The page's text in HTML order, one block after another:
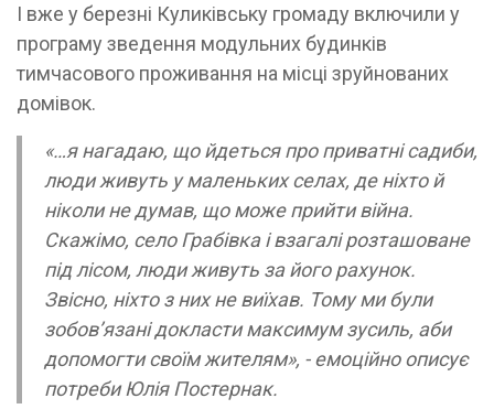
І вже у березні Куликівську громаду включили у
програму зведення модульних будинків
тимчасового проживання на місці зруйнованих
домівок.
«…я нагадаю, що йдеться про приватні садиби,
люди живуть у маленьких селах, де ніхто й
ніколи не думав, що може прийти війна.
Скажімо, село Грабівка і взагалі розташоване
під лісом, люди живуть за його рахунок.
Звісно, ніхто з них не виїхав. Тому ми були
зобов’язані докласти максимум зусиль, аби
допомогти своїм жителям», - емоційно описує
потреби Юлія Постернак.